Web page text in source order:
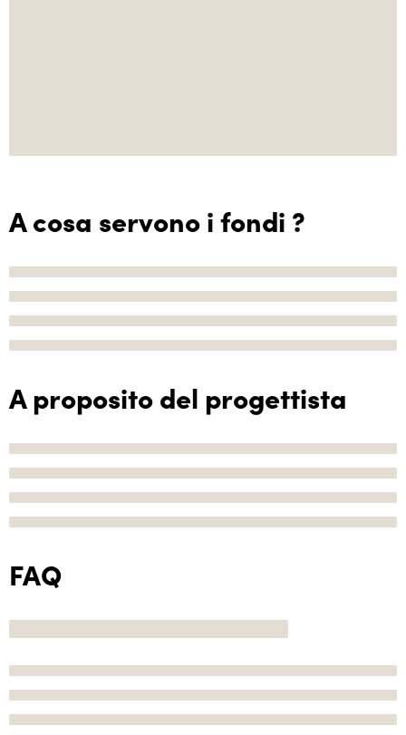
A cosa servono i fondi ?
A proposito del progettista
FAQ